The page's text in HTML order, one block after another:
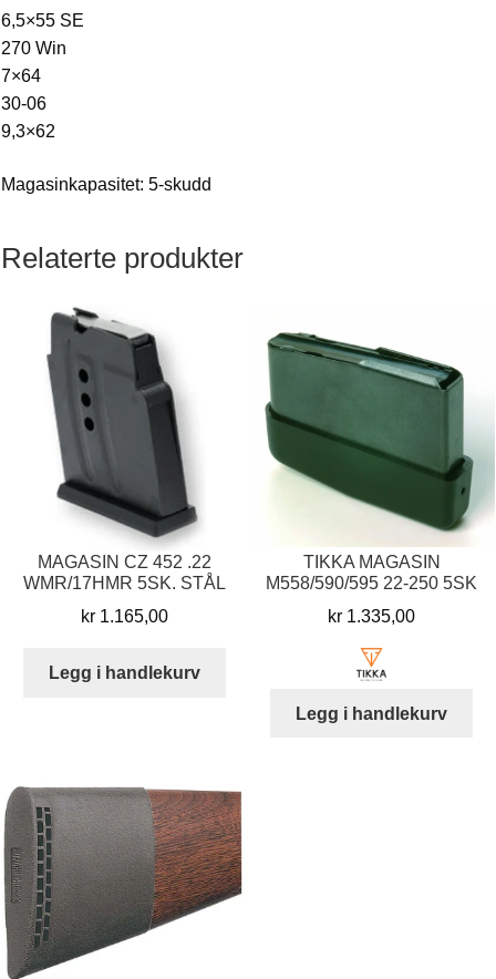
6,5×55 SE
270 Win
7×64
30-06
9,3×62
Magasinkapasitet: 5-skudd
Relaterte produkter
MAGASIN CZ 452 .22
WMR/17HMR 5SK. STÅL
kr 1.165,00
Legg i handlekurv
TIKKA MAGASIN
M558/590/595 22-250 5SK
kr 1.335,00
Legg i handlekurv